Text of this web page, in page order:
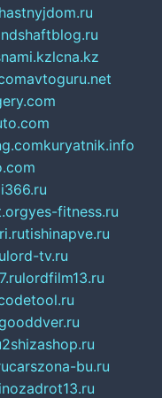
lcna.kz
avtoguru.net
kuryatnik.info
yes-fitness.ru
tishinapve.ru
lord-tv.ru
lordfilm13.ru
2shizashop.ru
carszona-bu.ru